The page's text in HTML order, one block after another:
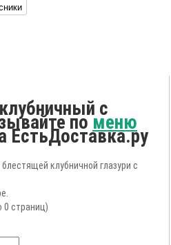
с
поменю
ЕстьДоставка.ру
клубничной глазури с
0 страниц)